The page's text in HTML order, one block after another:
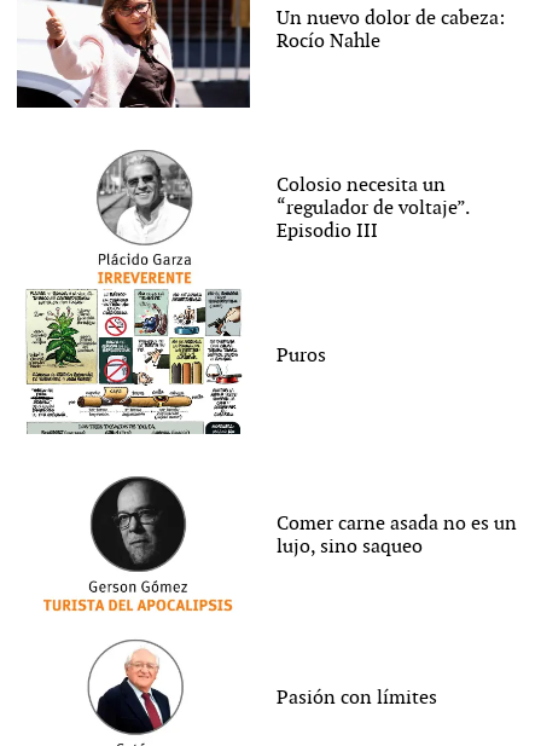
Un nuevo dolor de cabeza:
Rocío Nahle
Colosio necesita un
“regulador de voltaje”.
Episodio III
Puros
Comer carne asada no es un
lujo, sino saqueo
Pasión con límites